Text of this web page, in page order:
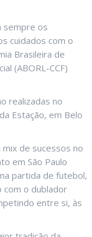
sempre os
cuidados com o
Brasileira de
(ABORL-CCF)
realizadas no
Estação, em Belo
de sucessos no
em São Paulo
partida de futebol,
com o dublador
entre si, às